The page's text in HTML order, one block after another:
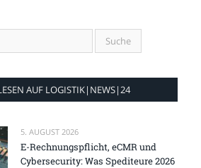
AUF LOGISTIK|NEWS|24
5. AUGUST 2026
E-Rechnungspflicht, eCMR und
Cybersecurity: Was Spediteure 2026